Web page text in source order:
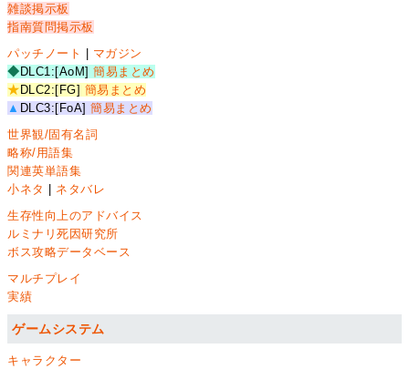
雑談掲示板
指南質問掲示板
パッチノート
マガジン
◆ DLC1:[AoM]簡易まとめ
★ DLC2:[FG] 簡易まとめ
▲ DLC3:[FoA]簡易まとめ
世界観/固有名詞
略称/用語集
関連英単語集
小ネタ
ネタバレ
生存性向上のアドバイス
ルミナリ死因研究所
ボス攻略データベース
マルチプレイ
実績
ゲームシステム
キャラクター